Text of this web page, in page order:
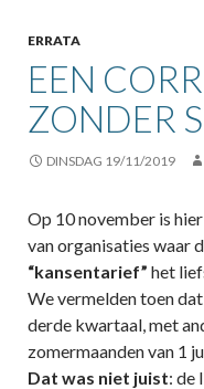
ERRATA
EEN
ZONDER
DINSDAG 19/11/2019
Op 10 november is
van organisaties waar
“kansentarief” het
We vermelden toen
derde kwartaal, met
zomermaanden van 1
Dat was niet juist: de